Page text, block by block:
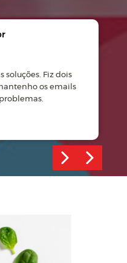
soluções. Fiz dois
os emails